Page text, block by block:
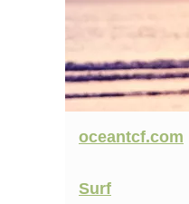
oceantcf.com
Surf